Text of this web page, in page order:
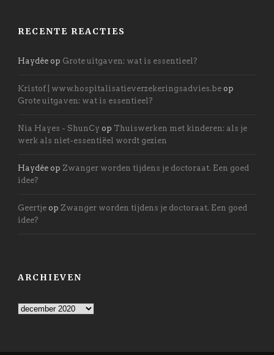
RECENTE REACTIES
Haydée op Grote uitgaven: wat is essentieel?
Kristof | www.hospitalisatieverzekeringsadvies.be op
Grote uitgaven: wat is essentieel?
Nia Hayes - ShunCy op Thuiswerken met kinderen: als je
werk als niet-essentiëel wordt gezien
Haydée op Zwanger worden tijdens je doctoraat. Een goed
idee?
Geertje op Zwanger worden tijdens je doctoraat. Een goed
idee?
ARCHIEVEN
Archieven